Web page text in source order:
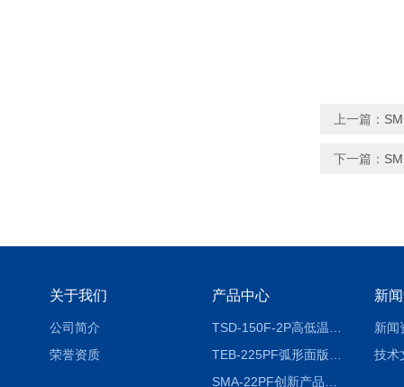
上一篇：
下一篇：
关于我们
公司简介
荣誉资质
产品中心 新
新闻
技术